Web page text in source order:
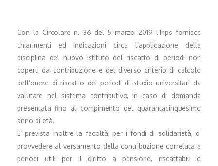
Con la Circolare n. 36 del 5 marzo 2019 l’Inps fornisce
chiarimenti ed indicazioni circa l’applicazione della
disciplina del nuovo istituto del riscatto di periodi non
coperti da contribuzione e del diverso criterio di calcolo
dell’onere di riscatto dei periodi di studio universitari da
valutare nel sistema contributivo, in caso di domanda
presentata fino al compimento del quarantacinquesimo
anno di età.
E’ prevista inoltre la facoltà, per i fondi di solidarietà, di
provvedere al versamento della contribuzione correlata a
periodi utili per il diritto a pensione, riscattabili o